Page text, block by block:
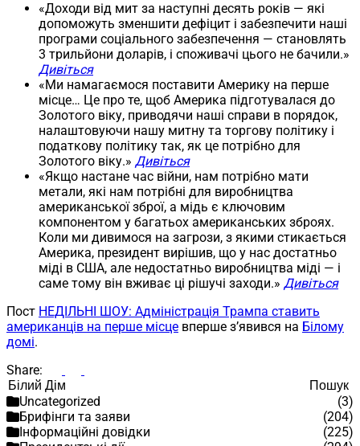
«Доходи від мит за наступні десять років — які
допоможуть зменшити дефіцит і забезпечити наші
програми соціального забезпечення — становлять
3 трильйони доларів, і споживачі цього не бачили.»
Дивіться
«Ми намагаємося поставити Америку на перше
місце… Це про те, щоб Америка підготувалася до
Золотого віку, приводячи наші справи в порядок,
налаштовуючи нашу митну та торгову політику і
податкову політику так, як це потрібно для
Золотого віку.» Дивіться
«Якщо настане час війни, нам потрібно мати
метали, які нам потрібні для виробництва
американської зброї, а мідь є ключовим
компонентом у багатьох американських зброях.
Коли ми дивимося на загрози, з якими стикається
Америка, президент вирішив, що у нас достатньо
міді в США, але недостатньо виробництва міді — і
саме тому він вживає ці рішучі заходи.» Дивіться
Пост НЕДІЛЬНІ ШОУ: Адміністрація Трампа ставить
американців на перше місце вперше з’явився на Білому
домі.
Share:
Пошук
Пошук
Uncategorized
(3)
Брифінги та заяви
(204)
Інформаційні довідки
(225)